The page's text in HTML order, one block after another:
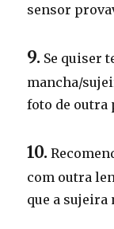
sensor
9. Se quiser
mancha/
foto de outra
10.
com outra
que a sujeira